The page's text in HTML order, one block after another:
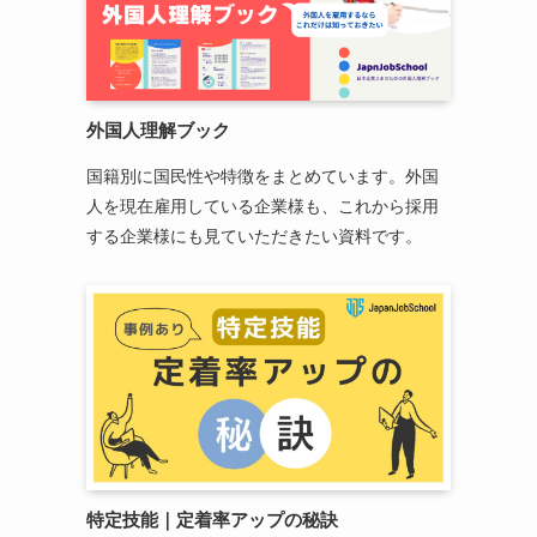
外国人理解ブック
国籍別に国民性や特徴をまとめています。外国
人を現在雇用している企業様も、これから採用
する企業様にも見ていただきたい資料です。
特定技能｜ 定着率アップの秘訣